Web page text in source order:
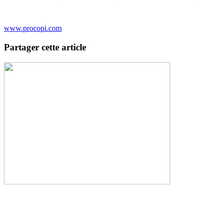
www.procopi.com
Partager cette article